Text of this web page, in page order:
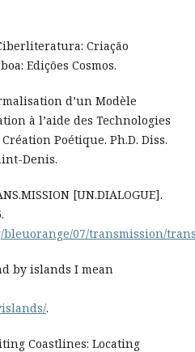
Criação
Edições Cosmos.
d’un Modèle
à l’aide des Technologies
Poétique. Ph.D. Diss.
Denis.
[UN.DIALOGUE].
07/transmission/
by islands I mean
.
Coastlines: Locating